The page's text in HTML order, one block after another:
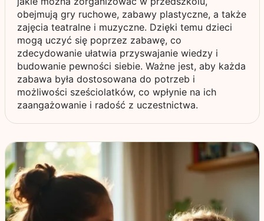
obejmują gry ruchowe, zabawy plastyczne, a także
zajęcia teatralne i muzyczne. Dzięki temu dzieci
mogą uczyć się poprzez zabawę, co
zdecydowanie ułatwia przyswajanie wiedzy i
budowanie pewności siebie. Ważne jest, aby każda
zabawa była dostosowana do potrzeb i
możliwości sześciolatków, co wpłynie na ich
zaangażowanie i radość z uczestnictwa.